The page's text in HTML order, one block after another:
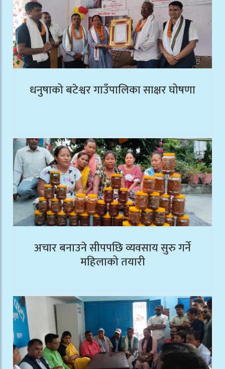
धनुषाको बटेश्वर गाउँपालिका साक्षर घोषणा
अचार बनाउने सीपपछि व्यवसाय सुरु गर्ने
महिलाको तयारी